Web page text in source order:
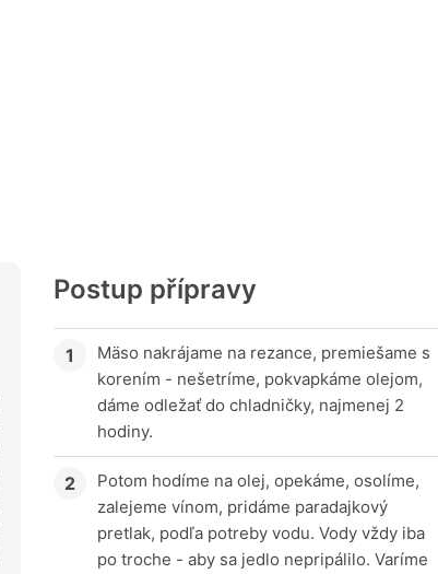
Postup přípravy
Mäso nakrájame na rezance, premiešame s
korením - nešetríme, pokvapkáme olejom,
dáme odležať do chladničky, najmenej 2
hodiny.
Potom hodíme na olej, opekáme, osolíme,
zalejeme vínom, pridáme paradajkový
pretlak, podľa potreby vodu. Vody vždy iba
po troche - aby sa jedlo nepripálilo. Varíme